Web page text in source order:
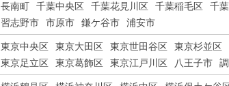
長南町 千葉中央区 千葉花見川区 千葉稲毛区 千
習志野市
市原市 鎌ケ谷市 浦安市
東京中央区 東京大田区 東京世田谷区 東京杉並区
東京足立区
東京葛飾区 東京江戸川区 八王子市